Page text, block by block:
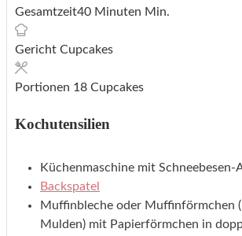
Gesamtzeit40 Minuten Min.
Gericht Cupcakes
Portionen 18 Cupcakes
Kochutensilien
Küchenmaschine mit Schneebesen-
Backspatel
Muffinbleche oder Muffinförmchen
Mulden) mit Papierförmchen in